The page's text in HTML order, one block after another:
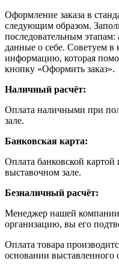
Оформление заказа в
следующим образом.
последовательным этапам:
данные о себе. Советуем в
информацию, которая
кнопку «Оформить заказ».
Наличный расчёт:
Оплата наличными при
зале.
Банковская карта:
Оплата банковской
выставочном зале.
Безналичный расчёт:
Менеджер нашей компании
организацию, вы его
Оплата товара
основании выставленного